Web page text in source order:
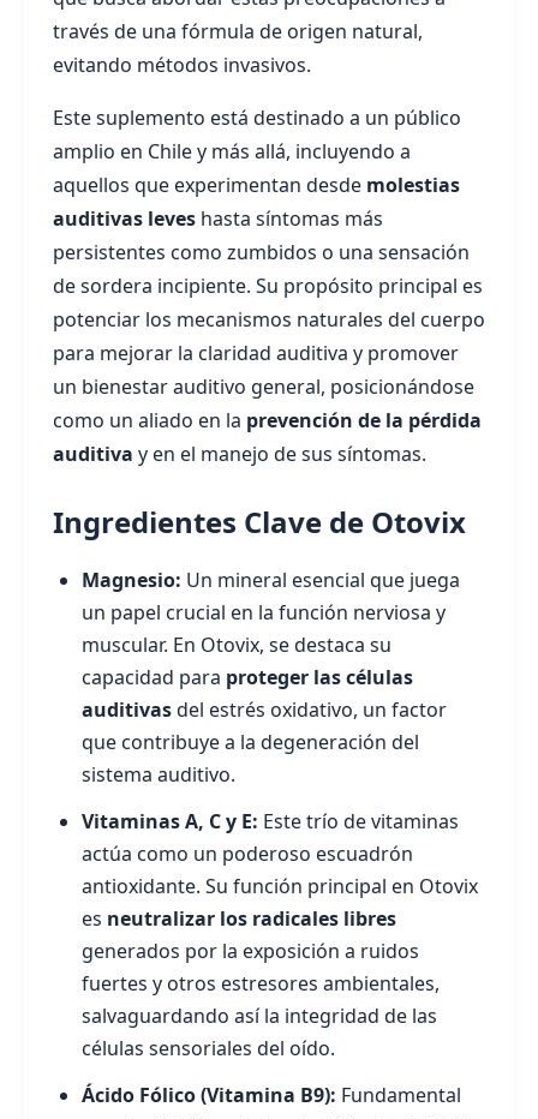
través de una fórmula de origen natural,
evitando métodos invasivos.
Este suplemento está destinado a un público
amplio en Chile y más allá, incluyendo a
aquellos que experimentan desde molestias
auditivas leves hasta síntomas más
persistentes como zumbidos o una sensación
de sordera incipiente. Su propósito principal es
potenciar los mecanismos naturales del cuerpo
para mejorar la claridad auditiva y promover
un bienestar auditivo general, posicionándose
como un aliado en la prevención de la pérdida
auditiva y en el manejo de sus síntomas.
Ingredientes Clave de Otovix
Magnesio: Un mineral esencial que juega
un papel crucial en la función nerviosa y
muscular. En Otovix, se destaca su
capacidad para proteger las células
auditivasdel estrés oxidativo, un factor
que contribuye a la degeneración del
sistema auditivo.
Vitaminas A, C y E: Este trío de vitaminas
actúa como un poderoso escuadrón
antioxidante. Su función principal en Otovix
es neutralizar los radicales libres
generados por la exposición a ruidos
fuertes y otros estresores ambientales,
salvaguardando así la integridad de las
células sensoriales del oído.
Ácido Fólico (Vitamina B9): Fundamental